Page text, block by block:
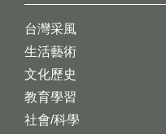
台灣采風
生活藝術
文化歷史
教育學習
社會/科學